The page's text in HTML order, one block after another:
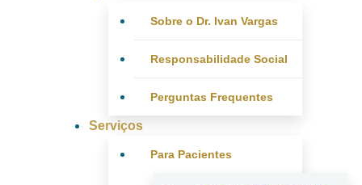
Sobre o Dr. Ivan Vargas
Responsabilidade Social
Perguntas Frequentes
Serviços
Para Pacientes